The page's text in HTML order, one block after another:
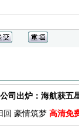
司出炉：海航获五
回 豪情筑梦 高清免